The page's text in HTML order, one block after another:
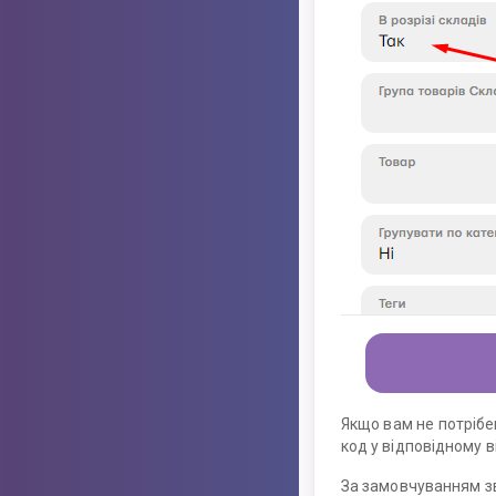
Якщо вам не
код у відповідному
За замовчуванням